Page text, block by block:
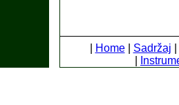
Home| Sadržaj